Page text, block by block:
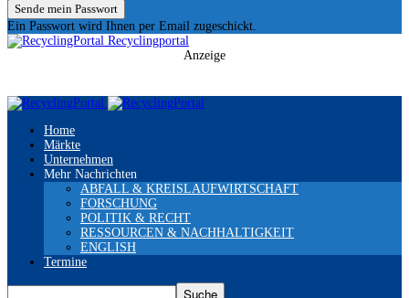
Ein Passwort wird Ihnen per Email zugeschickt.
Recyclingportal
Anzeige
Home
Märkte
Unternehmen
Mehr Nachrichten
ABFALL & KREISLAUFWIRTSCHAFT
FORSCHUNG
POLITIK & RECHT
RESSOURCEN & NACHHALTIGKEIT
ENGLISH
Termine